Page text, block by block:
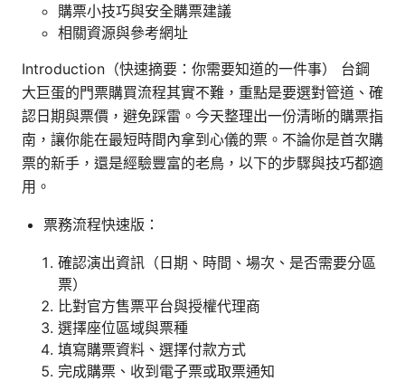
購票小技巧與安全購票建議
相關資源與參考網址
Introduction（快速摘要：你需要知道的一件事） 台鋼
大巨蛋的門票購買流程其實不難，重點是要選對管道、確
認日期與票價，避免踩雷。今天整理出一份清晰的購票指
南，讓你能在最短時間內拿到心儀的票。不論你是首次購
票的新手，還是經驗豐富的老鳥，以下的步驟與技巧都適
用。
票務流程快速版：
確認演出資訊（日期、時間、場次、是否需要分區
票）
比對官方售票平台與授權代理商
選擇座位區域與票種
填寫購票資料、選擇付款方式
完成購票、收到電子票或取票通知